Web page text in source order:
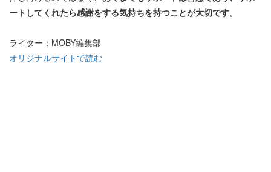
ートしてくれたら感謝をする気持ちを持つことが大切です。
ライター：MOBY編集部
オリジナルサイトで読む